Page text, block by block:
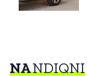
NANDIQNI